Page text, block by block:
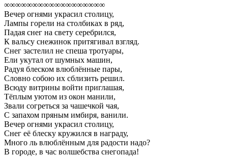
∞∞∞∞∞∞∞∞∞∞∞∞∞∞∞∞∞∞
Вечер огнями украсил столицу,
Лампы горели на столбиках в ряд,
Падая снег на свету серебрился,
К вальсу снежинок притягивал взгляд.
Снег застелил не спеша тротуары,
Ели укутал от шумных машин,
Радуя блеском влюблённые пары,
Словно собою их сблизить решил.
Всюду витрины войти приглашая,
Тёплым уютом из окон манили,
Звали согреться за чашечкой чая,
С запахом пряным имбиря, ванили.
Вечер огнями украсил столицу,
Снег её блеску кружился в награду,
Много ль влюблённым для радости надо?
В городе, в час волшебства снегопада!